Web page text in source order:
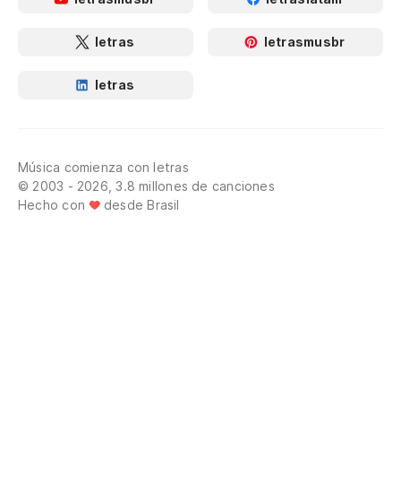
letras letrasmusbr
letras
Música comienza con letras
© 2003 - 2026, 3.8 millones de canciones
Hecho con
desde Brasil